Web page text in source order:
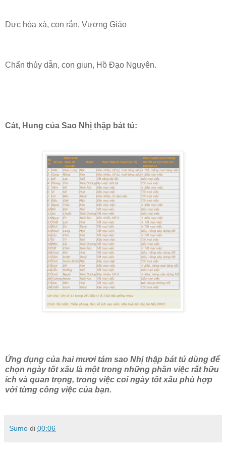
Dực hỏa xà, con rắn, Vương Giáo
Chẩn thủy dẫn, con giun, Hồ Đạo Nguyên.
Cát, Hung của Sao Nhị thập bát tú:
Ứng dụng của hai mươi tám sao Nhị thập bát tú dùng để
chọn ngày tốt xấu là một trong những phần việc rất hữu
ích và quan trọng, trong việc coi ngày tốt xấu phù hợp
với từng công việc của bạn.
Sumo di 00:06